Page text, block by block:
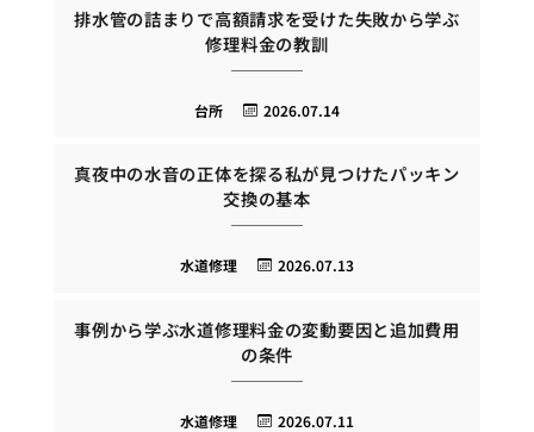
排水管の詰まりで高額請求を受けた失敗から学ぶ
修理料金の教訓
2026.07.14
台所
真夜中の水音の正体を探る私が見つけたパッキン
交換の基本
2026.07.13
水道修理
事例から学ぶ水道修理料金の変動要因と追加費用
の条件
2026.07.11
水道修理